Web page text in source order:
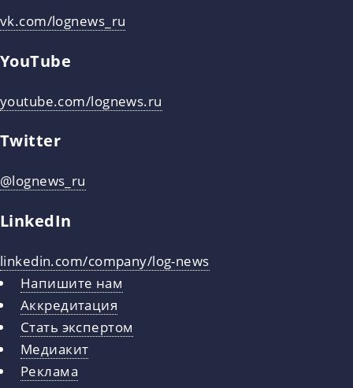
vk.com/lognews_ru
YouTube
youtube.com/lognews.ru
Twitter
@lognews_ru
LinkedIn
linkedin.com/company/log-news
Напишите нам
Аккредитация
Стать экспертом
Медиакит
Реклама